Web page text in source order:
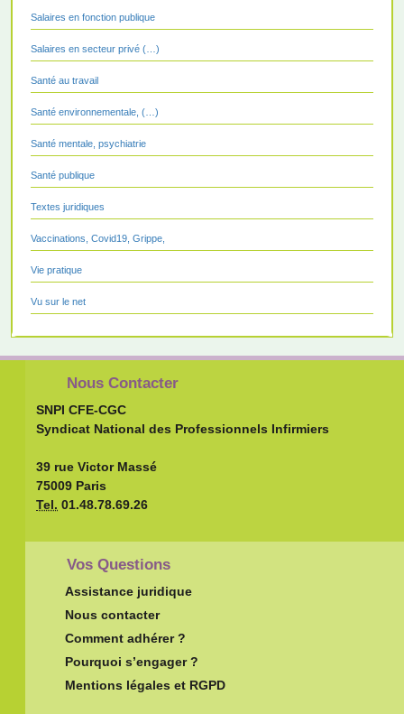
Salaires en fonction publique
Salaires en secteur privé (…)
Santé au travail
Santé environnementale, (…)
Santé mentale, psychiatrie
Santé publique
Textes juridiques
Vaccinations, Covid19, Grippe,
Vie pratique
Vu sur le net
Nous Contacter
SNPI CFE-CGC
Syndicat National des Professionnels Infirmiers
39 rue Victor Massé
75009 Paris
Tel. 01.48.78.69.26
Vos Questions
Assistance juridique
Nous contacter
Comment adhérer ?
Pourquoi s’engager ?
Mentions légales et RGPD